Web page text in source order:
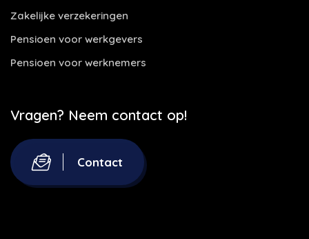
Zakelijke verzekeringen
Pensioen voor werkgevers
Pensioen voor werknemers
Vragen? Neem contact op!
Contact